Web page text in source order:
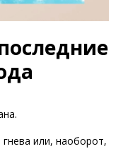
или, наоборот,